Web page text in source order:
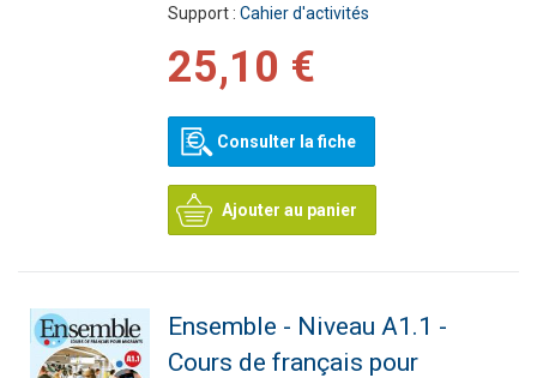
Support : Cahier d'activités
25,10 €
Consulter la fiche
Ajouter au panier
Ensemble - Niveau A1.1 -
Cours de français pour